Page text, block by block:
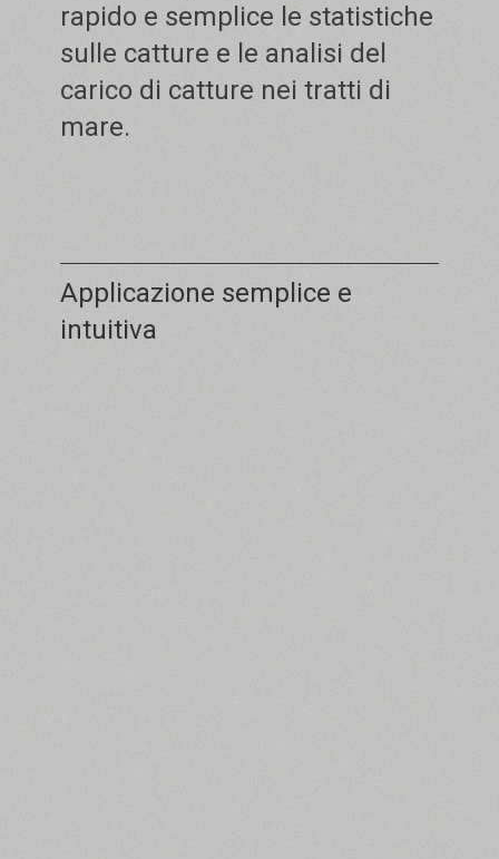
rapido e semplice le statistiche
sulle catture e le analisi del
carico di catture nei tratti di
mare.
Applicazione semplice e
intuitiva